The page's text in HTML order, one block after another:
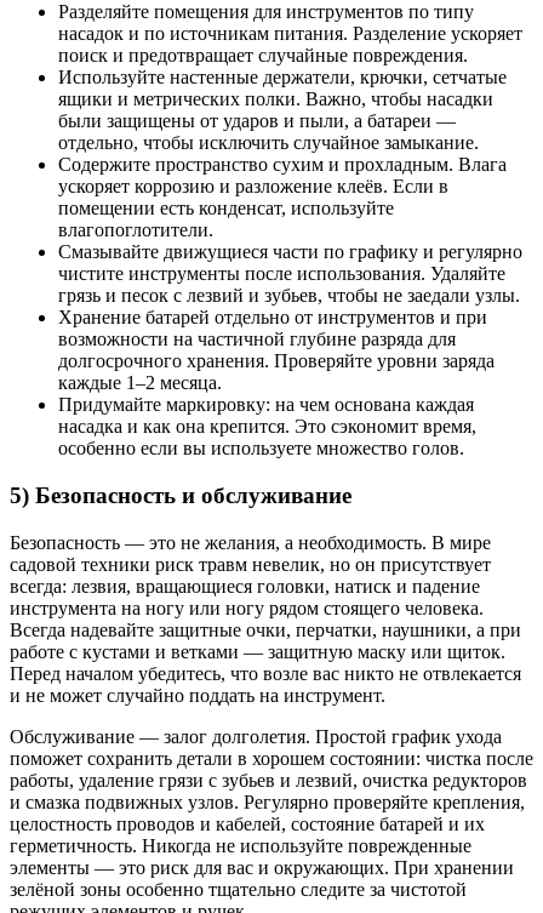
Разделяйте помещения для инструментов по типу
насадок и по источникам питания. Разделение ускоряет
поиск и предотвращает случайные повреждения.
Используйте настенные держатели, крючки, сетчатые
ящики и метрических полки. Важно, чтобы насадки
были защищены от ударов и пыли, а батареи —
отдельно, чтобы исключить случайное замыкание.
Содержите пространство сухим и прохладным. Влага
ускоряет коррозию и разложение клеёв. Если в
помещении есть конденсат, используйте
влагопоглотители.
Смазывайте движущиеся части по графику и регулярно
чистите инструменты после использования. Удаляйте
грязь и песок с лезвий и зубьев, чтобы не заедали узлы.
Хранение батарей отдельно от инструментов и при
возможности на частичной глубине разряда для
долгосрочного хранения. Проверяйте уровни заряда
каждые 1–2 месяца.
Придумайте маркировку: на чем основана каждая
насадка и как она крепится. Это сэкономит время,
особенно если вы используете множество голов.
5) Безопасность и обслуживание
Безопасность — это не желания, а необходимость. В мире
садовой техники риск травм невелик, но он присутствует
всегда: лезвия, вращающиеся головки, натиск и падение
инструмента на ногу или ногу рядом стоящего человека.
Всегда надевайте защитные очки, перчатки, наушники, а при
работе с кустами и ветками — защитную маску или щиток.
Перед началом убедитесь, что возле вас никто не отвлекается
и не может случайно поддать на инструмент.
Обслуживание — залог долголетия. Простой график ухода
поможет сохранить детали в хорошем состоянии: чистка после
работы, удаление грязи с зубьев и лезвий, очистка редукторов
и смазка подвижных узлов. Регулярно проверяйте крепления,
целостность проводов и кабелей, состояние батарей и их
герметичность. Никогда не используйте поврежденные
элементы — это риск для вас и окружающих. При хранении
зелёной зоны особенно тщательно следите за чистотой